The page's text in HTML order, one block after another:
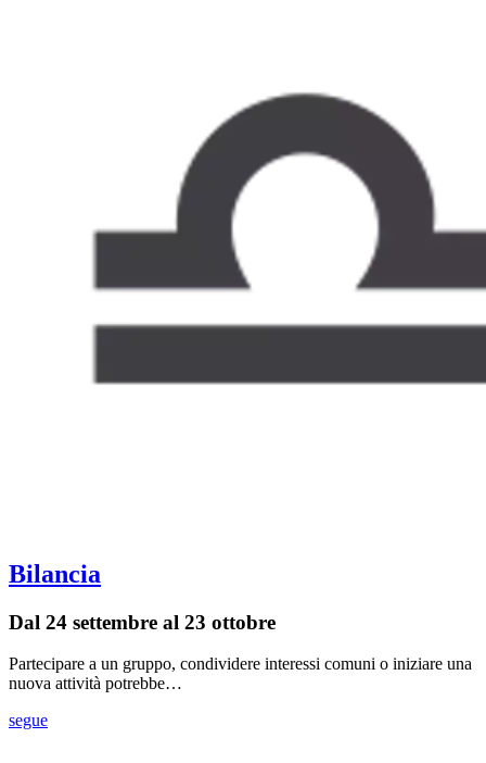
Bilancia
Dal 24 settembre al 23 ottobre
Partecipare a un gruppo, condividere interessi comuni o iniziare una
nuova attività potrebbe…
segue